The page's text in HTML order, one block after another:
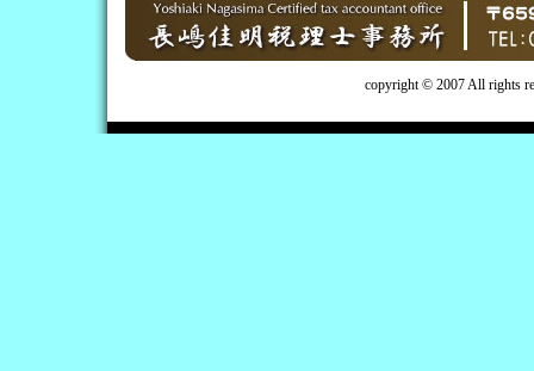
copyright © 2007 All rights